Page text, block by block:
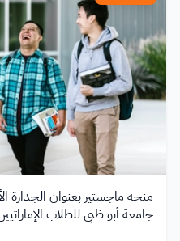
منحة ماجستير بعنوان الجدارة
جامعة أبو ظبي للطلاب